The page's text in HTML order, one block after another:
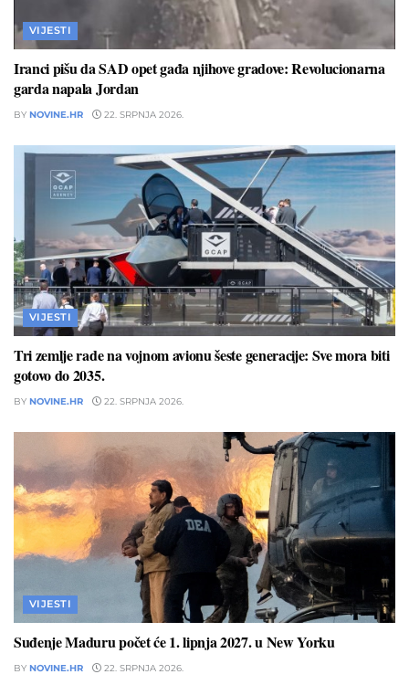
VIJESTI
Iranci pišu da SAD opet gađa njihove gradove: Revolucionarna
garda napala Jordan
BY NOVINE.HR 22. SRPNJA 2026.
VIJESTI
Tri zemlje rade na vojnom avionu šeste generacije: Sve mora biti
gotovo do 2035.
BY NOVINE.HR 22. SRPNJA 2026.
VIJESTI
Suđenje Maduru počet će 1. lipnja 2027. u New Yorku
BY NOVINE.HR 22. SRPNJA 2026.